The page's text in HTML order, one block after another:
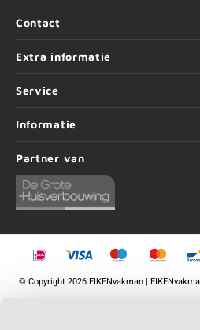
Contact
Extra informatie
Service
Informatie
Partner van
©Copyright2026 EIKENvakman |